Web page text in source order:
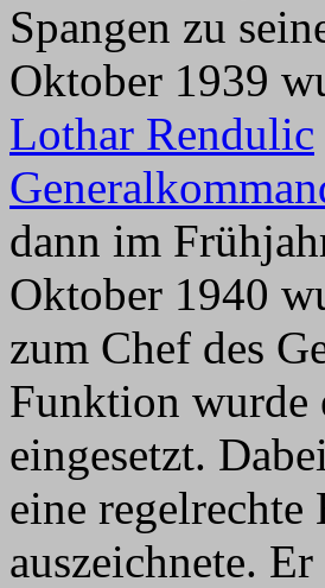
Spangen zu
Oktober 1939
Lothar Rendulic
dann im
Oktober 1940
zum Chef des
Funktion wurde
eingesetzt.
eine
auszeichnete.